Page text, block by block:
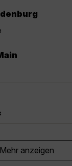
Mehr anzeigen